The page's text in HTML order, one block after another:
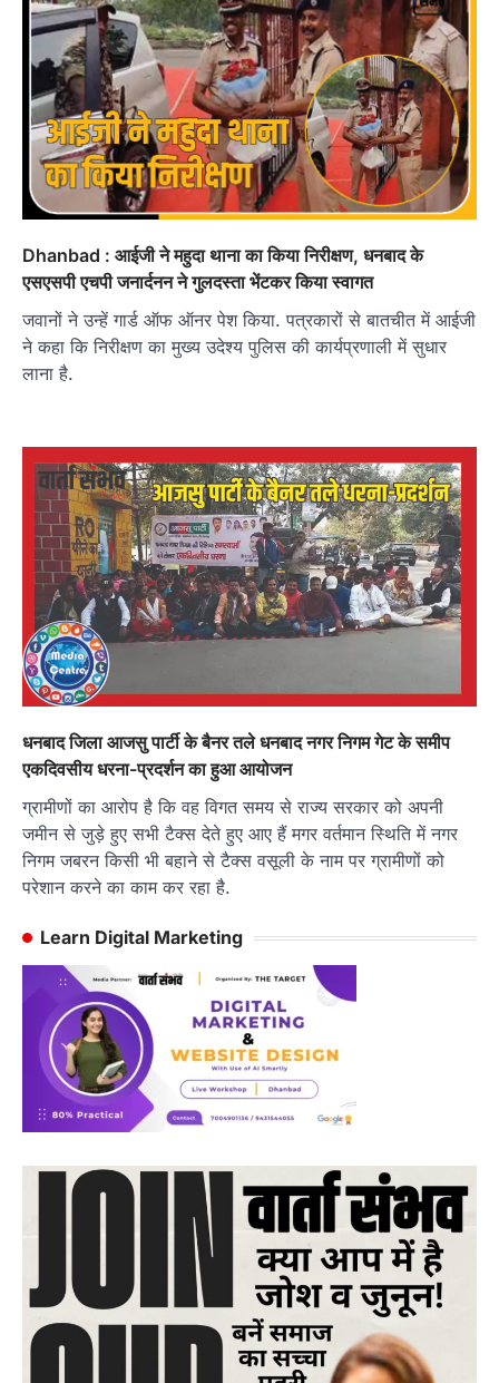
Dhanbad : आईजी ने महुदा थाना का किया निरीक्षण, धनबाद के
एसएसपी एचपी जनार्दनन ने गुलदस्ता भेंटकर किया स्वागत
जवानों ने उन्हें गार्ड ऑफ ऑनर पेश किया. पत्रकारों से बातचीत में आईजी
ने कहा कि निरीक्षण का मुख्य उदेश्य पुलिस की कार्यप्रणाली में सुधार
लाना है.
धनबाद जिला आजसु पार्टी के बैनर तले धनबाद नगर निगम गेट के समीप
एकदिवसीय धरना-प्रदर्शन का हुआ आयोजन
ग्रामीणों का आरोप है कि वह विगत समय से राज्य सरकार को अपनी
जमीन से जुड़े हुए सभी टैक्स देते हुए आए हैं मगर वर्तमान स्थिति में नगर
निगम जबरन किसी भी बहाने से टैक्स वसूली के नाम पर ग्रामीणों को
परेशान करने का काम कर रहा है.
Learn Digital Marketing